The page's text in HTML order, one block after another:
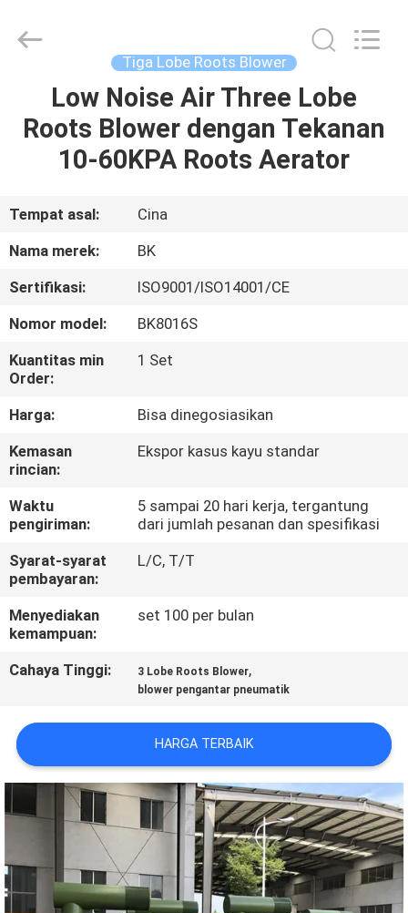
RUMAH
PRODUK
VIDEO
KAMI
TUR
PABRIK
KONTROL
KUALITAS
HUBUNGI
KAMI
PERMINTAAN
PENAWARAN
COMPANY
NEWS
SITEMAP
PRIVACY
POLICY
(Jiangsu)
Tiga Lobe Roots Blower
Low Noise Air Three Lobe
Roots Blower dengan Tekanan
10-60KPA Roots Aerator
Tempat asal:
Cina
Nama merek:
BK
Sertifikasi:
ISO9001/ISO14001/CE
Nomor model:
BK8016S
Kuantitas min
Order:
1 Set
Harga:
Bisa dinegosiasikan
Kemasan
rincian:
Ekspor kasus kayu standar
Waktu
pengiriman:
5 sampai 20 hari kerja, tergantung
dari jumlah pesanan dan spesifikasi
Syarat-syarat
pembayaran:
L/C, T/T
Menyediakan
kemampuan:
set 100 per bulan
Cahaya Tinggi: 3 Lobe Roots Blower,
blower pengantar pneumatik
HARGA TERBAIK